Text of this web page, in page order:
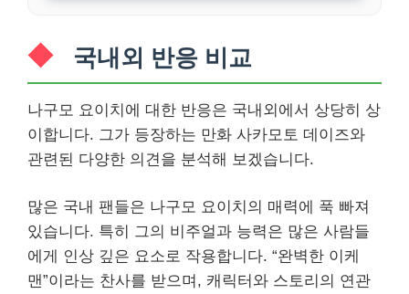
국내외 반응 비교
나구모 요이치에 대한 반응은 국내외에서 상당히 상
이합니다. 그가 등장하는 만화 사카모토 데이즈와
관련된 다양한 의견을 분석해 보겠습니다.
많은 국내 팬들은 나구모 요이치의 매력에 푹 빠져
있습니다. 특히 그의 비주얼과 능력은 많은 사람들
에게 인상 깊은 요소로 작용합니다. “완벽한 이케
맨”이라는 찬사를 받으며, 캐릭터와 스토리의 연관